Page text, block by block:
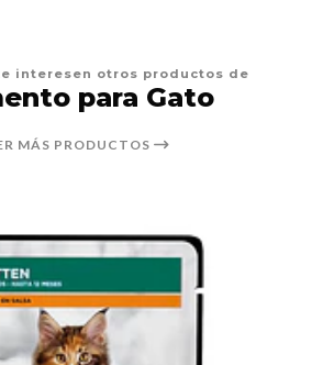
interesen otros productos de
para Gato
MÁS PRODUCTOS